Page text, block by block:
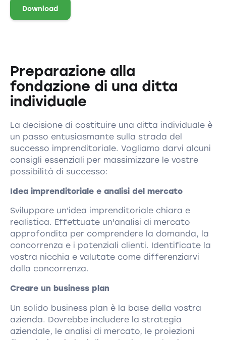
Download
Preparazione alla
fondazione di una ditta
individuale
La decisione di costituire una ditta individuale è
un passo entusiasmante sulla strada del
successo imprenditoriale. Vogliamo darvi alcuni
consigli essenziali per massimizzare le vostre
possibilità di successo:
Idea imprenditoriale e analisi del mercato
Sviluppare un'idea imprenditoriale chiara e
realistica. Effettuate un'analisi di mercato
approfondita per comprendere la domanda, la
concorrenza e i potenziali clienti. Identificate la
vostra nicchia e valutate come differenziarvi
dalla concorrenza.
Creare un business plan
Un solido business plan è la base della vostra
azienda. Dovrebbe includere la strategia
aziendale, le analisi di mercato, le proiezioni